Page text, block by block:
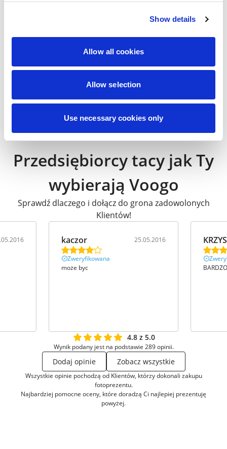
Show details
Allow all cookies
Allow selection
Use necessary cookies only
39,90
33,92zł
Przedsiębiorcy tacy jak Ty
wybierają Voogo
Sprawdź dlaczego i dołącz do grona zadowolonych
Klientów!
kaczor 25.05.2016
Zweryfikowana
może byc
4.8 z 5.0
Wynik podany jest na podstawie 289 opinii.
Dodaj opinie Zobacz wszystkie
Wszystkie opinie pochodzą od Klientów, którzy dokonali zakupu
fotoprezentu.
Najbardziej pomocne oceny, które doradzą Ci najlepiej prezentuję
powyżej.